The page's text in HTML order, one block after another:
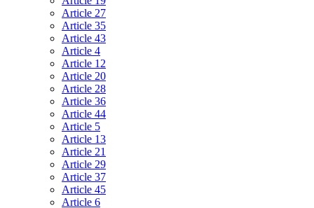
Article 27
Article 35
Article 43
Article 4
Article 12
Article 20
Article 28
Article 36
Article 44
Article 5
Article 13
Article 21
Article 29
Article 37
Article 45
Article 6